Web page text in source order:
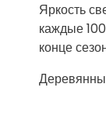
Яркость
каждые
конце